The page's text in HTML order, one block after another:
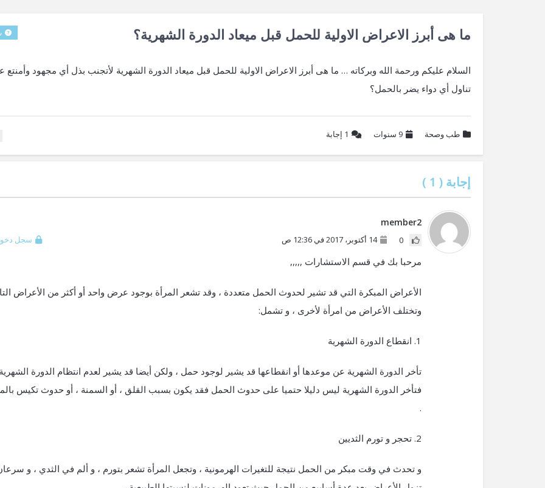
ما هى أبرز الاعراض الاولية للحمل قبل ميعاد الدورة الشهرية؟
السلام عليكم ورحمة الله وبركاته … ما هى أبرز الاعراض الاولية للحمل قبل ميعاد الدورة الشهرية لأتجنب بذل أي مجهود وأمنتع
تناول أي دواء يضر بالحمل؟
طب وصحة 9 سنوات 1 إجابة
إجابة ( 1
)
member2
0 14 أكتوبر، 2017 في 12:36 ص سجل
مرحبا بك في قسم الاستشارات ,,,,,
الأعراض المبكرة التي قد تشير لحدوث الحمل متعددة ، وقد تشعر المرأة بوجود عرض واحد أو أكثر من الأعراض
وتختلف الأعراض من امرأة لأخرى ، و تشمل:
1. انقطاع الدورة الشهرية
تأخر الدورة الشهرية عن موعدها أو انقطاعها قد يشير لوجود حمل ، ولكن أيضا قد يشير لعدم انتظام الدورة
فتأخر الدورة الشهرية ليس دليلا حتميا على حدوث الحمل فقد يكون بسبب القلق ، أو السمنة ، أو حدوث تكيس
.
2. تحجر و تورم الثديين
و تحدث في وقت مبكر من الحمل نتيجة للتغيرات الهرمونية ، وتجعل المرأة تشعر بتورم ، و ألم في الثدي ، و